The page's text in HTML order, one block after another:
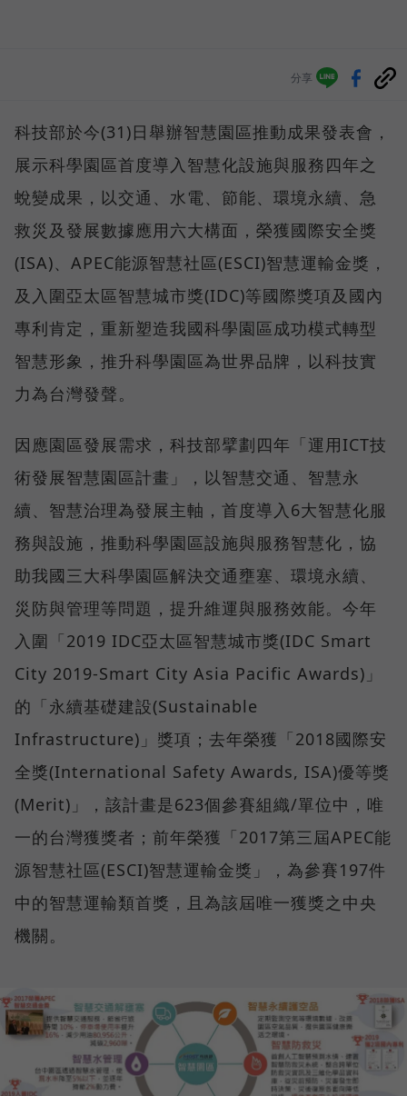
分享
科技部於今(31)日舉辦智慧園區推動成果發表會，
展示科學園區首度導入智慧化設施與服務四年之
蛻變成果，以交通、水電、節能、環境永續、急
救災及發展數據應用六大構面，榮獲國際安全獎
(ISA)、APEC能源智慧社區(ESCI)智慧運輸金獎，
及入圍亞太區智慧城市獎(IDC)等國際獎項及國內
專利肯定，重新塑造我國科學園區成功模式轉型
智慧形象，推升科學園區為世界品牌，以科技實
力為台灣發聲。
因應園區發展需求，科技部擘劃四年「運用ICT技
術發展智慧園區計畫」，以智慧交通、智慧永
續、智慧治理為發展主軸，首度導入6大智慧化服
務與設施，推動科學園區設施與服務智慧化，協
助我國三大科學園區解決交通壅塞、環境永續、
災防與管理等問題，提升維運與服務效能。今年
入圍「2019 IDC亞太區智慧城市獎(IDC Smart
City 2019-Smart City Asia Pacific Awards)」
的「永續基礎建設(Sustainable
Infrastructure)」獎項；去年榮獲「2018國際安
全獎(International Safety Awards, ISA)優等獎
(Merit)」，該計畫是623個參賽組織/單位中，唯
一的台灣獲獎者；前年榮獲「2017第三屆APEC能
源智慧社區(ESCI)智慧運輸金獎」，為參賽197件
中的智慧運輸類首獎，且為該屆唯一獲獎之中央
機關。